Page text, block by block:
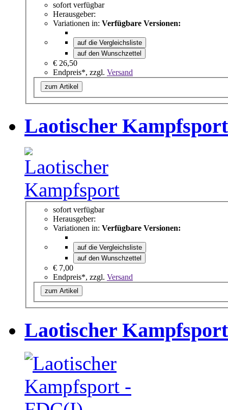
sofort verfügbar
Herausgeber:
Variationen in: Verfügbare Versionen:
auf die Vergleichsliste
auf den Wunschzettel
€ 26,50
Endpreis*, zzgl. Versand
zum Artikel
Laotischer Kampfsport
sofort verfügbar
Herausgeber:
Variationen in: Verfügbare Versionen:
auf die Vergleichsliste
auf den Wunschzettel
€ 7,00
Endpreis*, zzgl. Versand
zum Artikel
Laotischer